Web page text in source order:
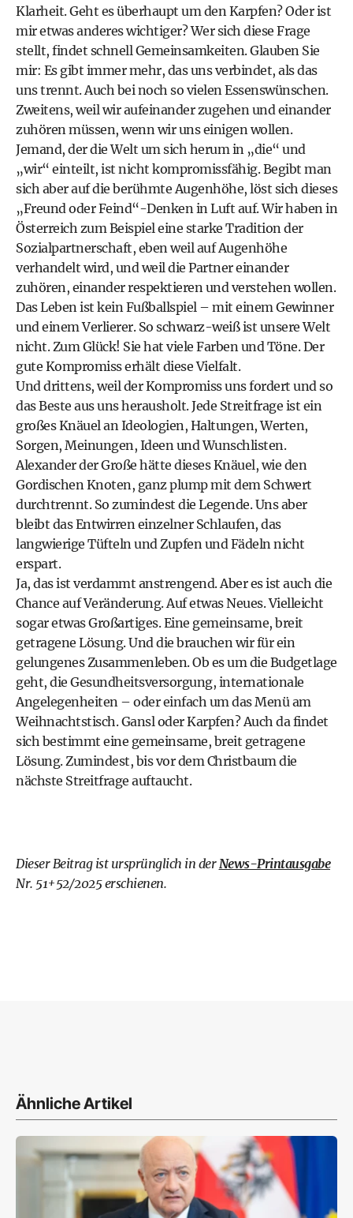
Klarheit. Geht es überhaupt um den Karpfen? Oder ist
mir etwas anderes wichtiger? Wer sich diese Frage
stellt, findet schnell Gemeinsamkeiten. Glauben Sie
mir: Es gibt immer mehr, das uns verbindet, als das
uns trennt. Auch bei noch so vielen Essenswünschen.
Zweitens, weil wir aufeinander zugehen und einander
zuhören müssen, wenn wir uns einigen wollen.
Jemand, der die Welt um sich herum in „die“ und
„wir“ einteilt, ist nicht kompromissfähig. Begibt man
sich aber auf die berühmte Augenhöhe, löst sich dieses
„Freund oder Feind“-Denken in Luft auf. Wir haben in
Österreich zum Beispiel eine starke Tradition der
Sozialpartnerschaft, eben weil auf Augenhöhe
verhandelt wird, und weil die Partner einander
zuhören, einander respektieren und verstehen wollen.
Das Leben ist kein Fußballspiel – mit einem Gewinner
und einem Verlierer. So schwarz-weiß ist unsere Welt
nicht. Zum Glück! Sie hat viele Farben und Töne. Der
gute Kompromiss erhält diese Vielfalt.
Und drittens, weil der Kompromiss uns fordert und so
das Beste aus uns herausholt. Jede Streitfrage ist ein
großes Knäuel an Ideologien, Haltungen, Werten,
Sorgen, Meinungen, Ideen und Wunschlisten.
Alexander der Große hätte dieses Knäuel, wie den
Gordischen Knoten, ganz plump mit dem Schwert
durchtrennt. So zumindest die Legende. Uns aber
bleibt das Entwirren einzelner Schlaufen, das
langwierige Tüfteln und Zupfen und Fädeln nicht
erspart.
Ja, das ist verdammt anstrengend. Aber es ist auch die
Chance auf Veränderung. Auf etwas Neues. Vielleicht
sogar etwas Großartiges. Eine gemeinsame, breit
getragene Lösung. Und die brauchen wir für ein
gelungenes Zusammenleben. Ob es um die Budgetlage
geht, die Gesundheitsversorgung, internationale
Angelegenheiten – oder einfach um das Menü am
Weihnachtstisch. Gansl oder Karpfen? Auch da findet
sich bestimmt eine gemeinsame, breit getragene
Lösung. Zumindest, bis vor dem Christbaum die
nächste Streitfrage auftaucht.
Dieser Beitrag ist ursprünglich in derNews-Printausgabe
Nr. 51+52/2025 erschienen.
Ähnliche Artikel